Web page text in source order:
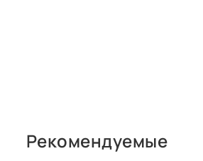
Рекомендуемые